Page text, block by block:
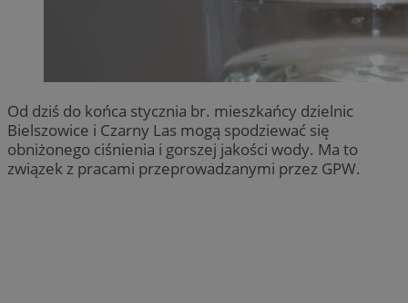
Od dziś do końca stycznia br. mieszkańcy dzielnic
Bielszowice i Czarny Las mogą spodziewać się
obniżonego ciśnienia i gorszej jakości wody. Ma to
związek z pracami przeprowadzanymi przez GPW.